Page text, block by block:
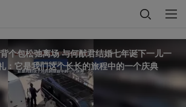
个包松弛离场 与何猷君结婚七年诞下一儿一
：它是我们这个长长的旅程中的一个庆典